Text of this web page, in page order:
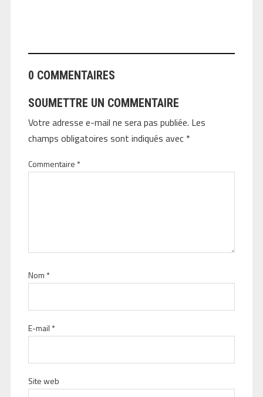
0 COMMENTAIRES
SOUMETTRE UN COMMENTAIRE
Votre adresse e-mail ne sera pas publiée. Les
champs obligatoires sont indiqués avec *
Commentaire *
Nom *
E-mail *
Site web